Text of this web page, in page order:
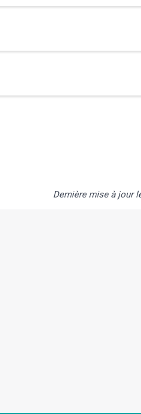
Dernière mise à jour